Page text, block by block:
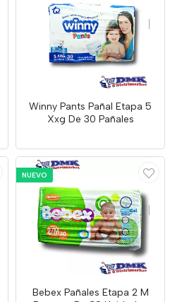
Winny Pants Pañal Etapa 5
Xxg De 30 Pañales
NUEVO
Bebex Pañales Etapa 2 M